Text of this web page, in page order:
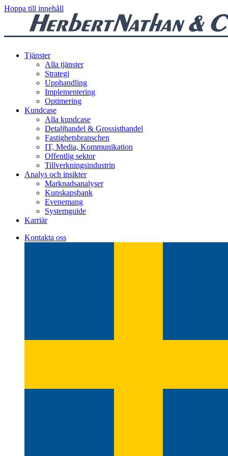
Hoppa till innehåll
Tjänster
Alla tjänster
Strategi
Upphandling
Implementering
Optimering
Kundcase
Alla kundcase
Detaljhandel & Grossisthandel
Fastighetsbranschen
IT, Media, Kommunikation
Offentlig sektor
Tillverkningsindustrin
Analys och insikter
Marknadsanalyser
Kunskapsbank
Evenemang
Systemguide
Karriär
Kontakta oss